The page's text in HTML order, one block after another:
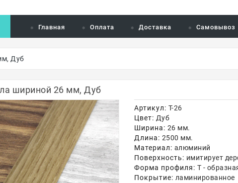
Главная Оплата Доставка Самовывоз
Дуб
шириной 26 мм, Дуб
Артикул: Т-26
Цвет: Дуб
Ширина: 26 мм.
Длина: 2500 мм.
Материал: алюминий
Поверхность: имитирует
Форма профиля: Т -
Покрытие: ламинированное